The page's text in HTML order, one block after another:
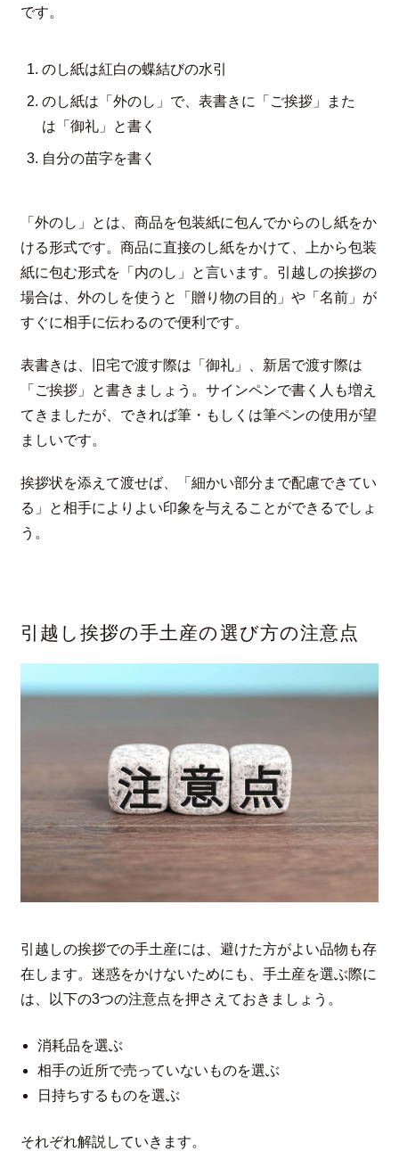
です。
のし紙は紅白の蝶結びの水引
のし紙は「外のし」で、表書きに「ご挨拶」また
は「御礼」と書く
自分の苗字を書く
「外のし」とは、商品を包装紙に包んでからのし紙をか
ける形式です。商品に直接のし紙をかけて、上から包装
紙に包む形式を「内のし」と言います。引越しの挨拶の
場合は、外のしを使うと「贈り物の目的」や「名前」が
すぐに相手に伝わるので便利です。
表書きは、旧宅で渡す際は「御礼」、新居で渡す際は
「ご挨拶」と書きましょう。サインペンで書く人も増え
てきましたが、できれば筆・もしくは筆ペンの使用が望
ましいです。
挨拶状を添えて渡せば、「細かい部分まで配慮できてい
る」と相手によりよい印象を与えることができるでしょ
う。
引越し挨拶の手土産の選び方の注意点
引越しの挨拶での手土産には、避けた方がよい品物も存
在します。迷惑をかけないためにも、手土産を選ぶ際に
は、以下の3つの注意点を押さえておきましょう。
消耗品を選ぶ
相手の近所で売っていないものを選ぶ
日持ちするものを選ぶ
それぞれ解説していきます。